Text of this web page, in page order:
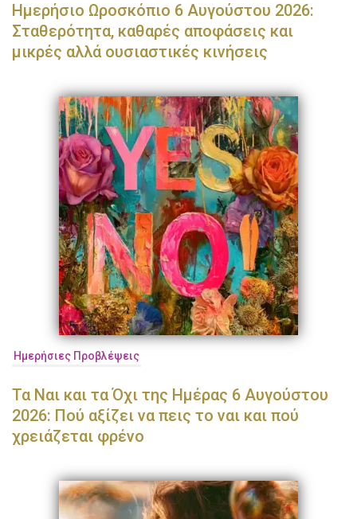
Ημερήσιο Ωροσκόπιο 6 Αυγούστου 2026:
Σταθερότητα, καθαρές αποφάσεις και
μικρές αλλά ουσιαστικές κινήσεις
Ημερήσιες Προβλέψεις
Τα Ναι και τα Όχι της Ημέρας 6 Αυγούστου
2026: Πού αξίζει να πεις το ναι και πού
χρειάζεται φρένο